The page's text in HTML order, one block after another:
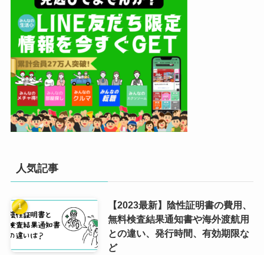
人気記事
【2023最新】陰性証明書の費用、
無料検査結果通知書や海外渡航用
との違い、発行時間、有効期限な
ど